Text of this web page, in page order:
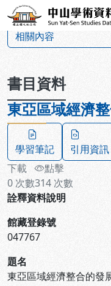
跳到主要內容
中山學術
相關內容
書目資料
東亞區域經濟
學習筆記 引用資訊
下載
0 次數
點擊
314 次數
詮釋資料說明
館藏登錄號
047767
題名
東亞區域經濟整合的發